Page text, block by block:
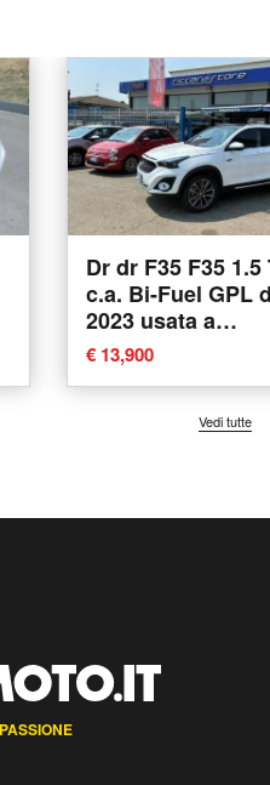
Dr dr F35 F35
c.a. Bi-Fuel GPL
2023 usata a
Abbiategrasso
€ 13,900
Vedi tutte